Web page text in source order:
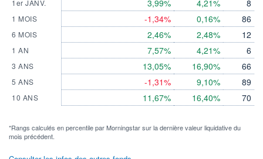
1er JANV.
1 MOIS
6 MOIS
1 AN
3 ANS
5 ANS
10 ANS
3,99%
-1,34%
2,46%
7,57%
13,05%
-1,31%
11,67%
4,21%
0,16%
2,48%
4,21%
16,90%
9,10%
16,40%
8
86
12
6
66
89
70
*Rangs calculés en percentile par Morningstar sur la dernière valeur liquidative du
mois précédent.